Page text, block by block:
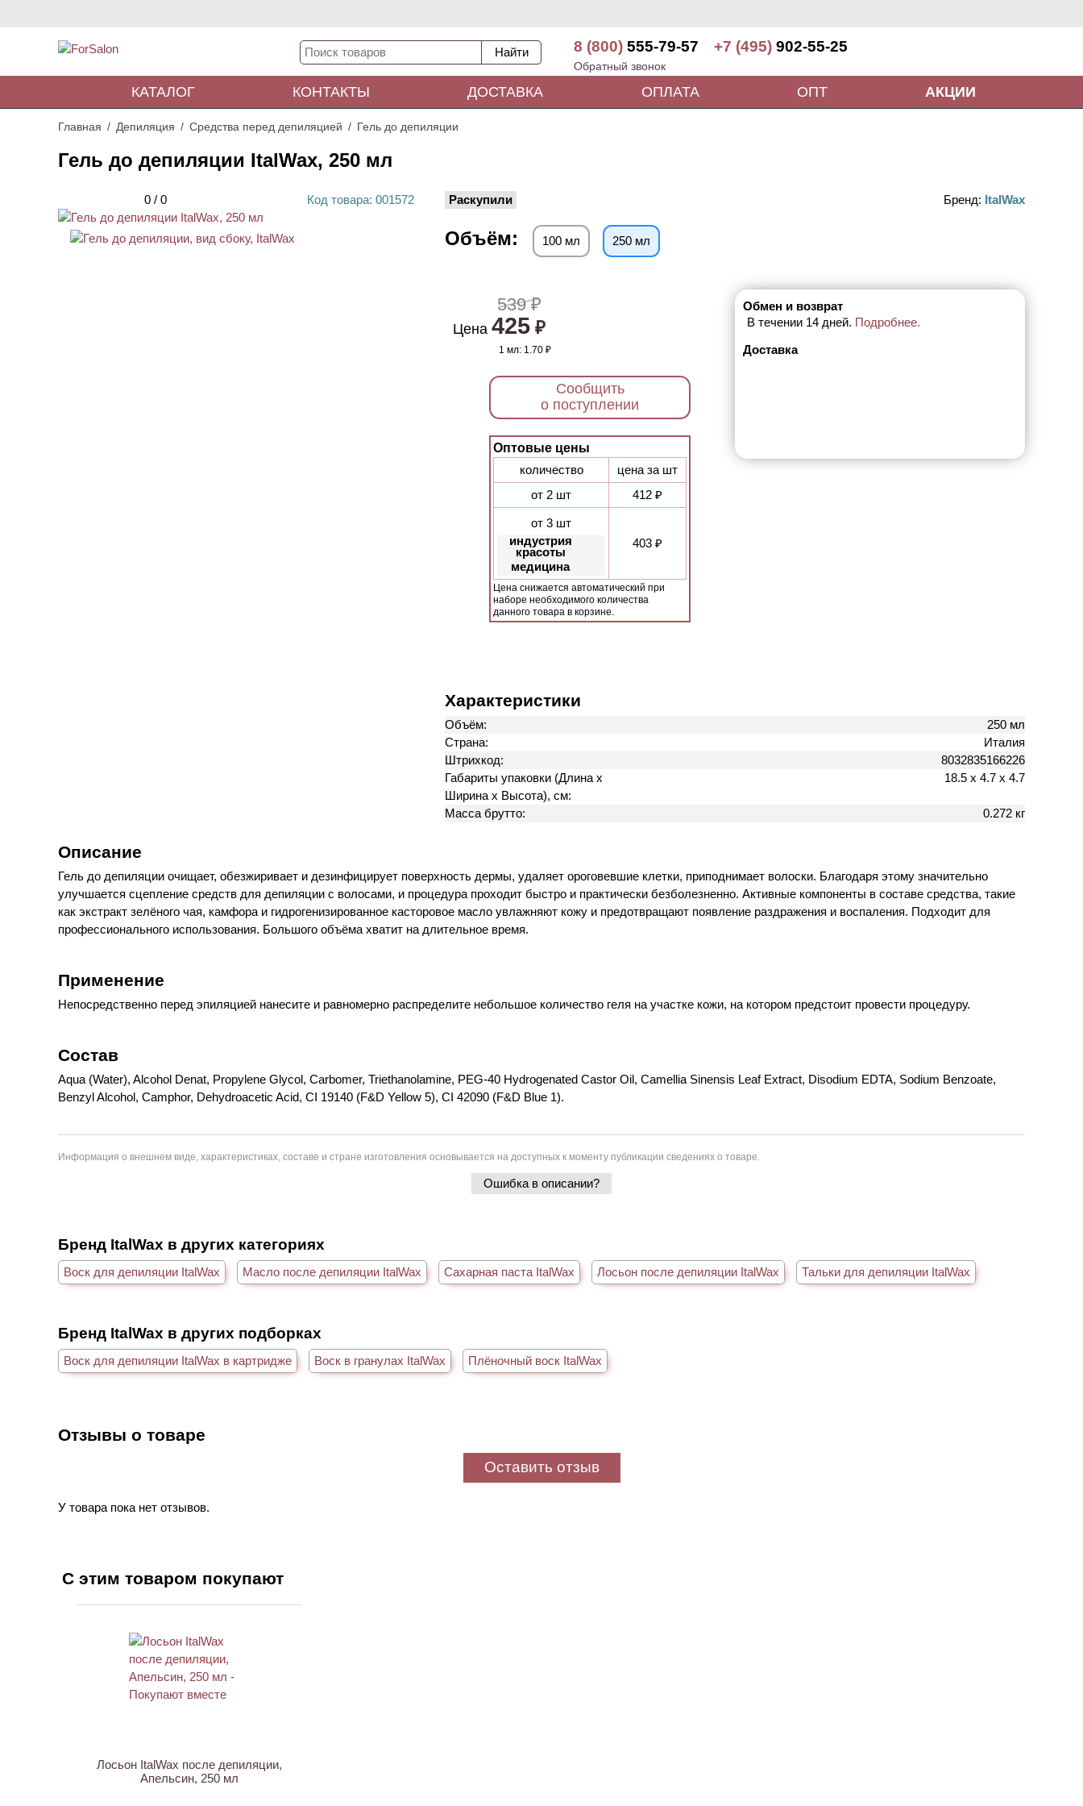
8 (800) 555-79-57 +7 (495) 902-55-25
Обратный звонок
КАТАЛОГ КОНТАКТЫ ДОСТАВКА ОПЛАТА ОПТ АКЦИИ
Главная Депиляция Средства перед депиляцией Гель до депиляции
Гель до депиляции ItalWax, 250 мл
0 / 0 Код товара: 001572 Раскупили Бренд: ItalWax
Объём: 100 мл 250 мл
539 ₽
Цена 425 ₽
1 мл: 1.70 ₽
Сообщить
о поступлении
Оптовые цены
количество
цена за шт
от 2 шт
412 ₽
от 3 шт
индустрия
красоты
медицина
403 ₽
Цена снижается автоматический при
наборе необходимого количества
данного товара в корзине.
Обмен и возврат
В течении 14 дней. Подробнее.
Доставка
Характеристики
Объём:
250 мл
Страна:
Италия
Штрихкод:
8032835166226
Габариты упаковки (Длина х
Ширина х Высота), см:
18.5 х 4.7 х 4.7
Масса брутто: 0.272 кг
Описание
Гель до депиляции очищает, обезжиривает и дезинфицирует поверхность дермы, удаляет ороговевшие клетки, приподнимает волоски. Благодаря этому значительно
улучшается сцепление средств для депиляции с волосами, и процедура проходит быстро и практически безболезненно. Активные компоненты в составе средства, такие
как экстракт зелёного чая, камфора и гидрогенизированное касторовое масло увлажняют кожу и предотвращают появление раздражения и воспаления. Подходит для
профессионального использования. Большого объёма хватит на длительное время.
Применение
Непосредственно перед эпиляцией нанесите и равномерно распределите небольшое количество геля на участке кожи, на котором предстоит провести процедуру.
Состав
Aqua (Water), Alcohol Denat, Propylene Glycol, Carbomer, Triethanolamine, PEG-40 Hydrogenated Castor Oil, Camellia Sinensis Leaf Extract, Disodium EDTA, Sodium Benzoate,
Benzyl Alcohol, Camphor, Dehydroacetic Acid, CI 19140 (F&D Yellow 5), CI 42090 (F&D Blue 1).
Информация о внешнем виде, характеристиках, составе и стране изготовления основывается на доступных к моменту публикации сведениях о товаре.
Ошибка в описании?
Бренд ItalWax в других категориях
Воск для депиляции ItalWax Масло после депиляции ItalWax Сахарная паста ItalWax Лосьон после депиляции ItalWax Тальки для депиляции ItalWax
Бренд ItalWax в других подборках
Воск для депиляции ItalWax в картридже Воск в гранулах ItalWax Плёночный воск ItalWax
Отзывы о товаре
Оставить отзыв
У товара пока нет отзывов.
С этим товаром покупают
Лосьон ItalWax после депиляции,
Апельсин, 250 мл